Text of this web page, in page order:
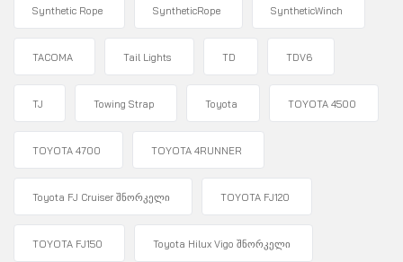
Synthetic Rope SyntheticRope SyntheticWinch
TACOMA Tail Lights TD TDV6
TJ Towing Strap Toyota TOYOTA 4500
TOYOTA 4700 TOYOTA 4RUNNER
Toyota FJ Cruiser შნორკელი TOYOTA FJ120
TOYOTA FJ150 Toyota Hilux Vigo შნორკელი